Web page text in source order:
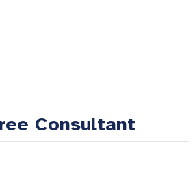
Consultant